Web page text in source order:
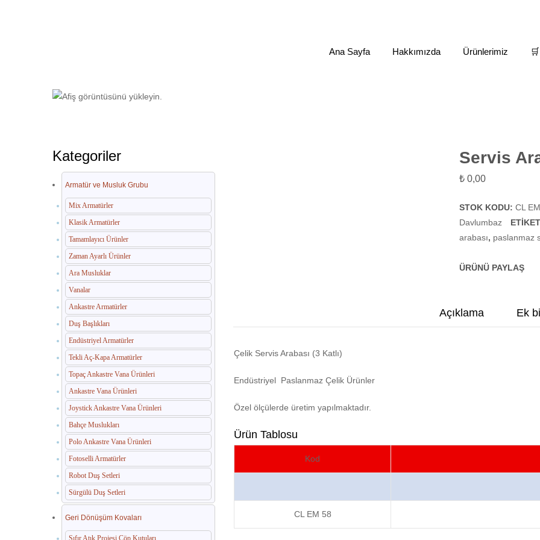
Ana Sayfa Hakkımızda Ürünlerimiz
Kategoriler
Armatür ve Musluk Grubu
Mix Armatürler
Klasik Armatürler
Tamamlayıcı Ürünler
Zaman Ayarlı Ürünler
Ara Musluklar
Vanalar
Ankastre Armatürler
Duş Başlıkları
Endüstriyel Armatürler
Tekli Aç-Kapa Armatürler
Topaç Ankastre Vana Ürünleri
Ankastre Vana Ürünleri
Joystick Ankastre Vana Ürünleri
Bahçe Muslukları
Polo Ankastre Vana Ürünleri
Fotoselli Armatürler
Robot Duş Setleri
Sürgülü Duş Setleri
Geri Dönüşüm Kovaları
Sıfır Atık Projesi Çöp Kutuları
Servis
₺ 0,00
STOK KODU: CL
Davlumbaz
arabası, paslanmaz
ÜRÜNÜ PAYLAŞ
Açıklama Ek
Çelik Servis Arabası (3 Katlı)
Endüstriyel Paslanmaz Çelik Ürünler
Özel ölçülerde üretim yapılmaktadır.
Ürün Tablosu
Kod
CL EM 58